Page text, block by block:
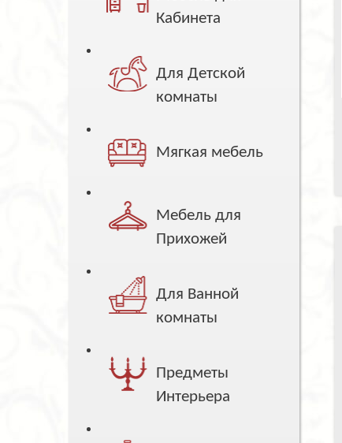
Кабинета
Для Детской
комнаты
Мягкая мебель
Мебель для
Прихожей
Для Ванной
комнаты
Предметы
Интерьера